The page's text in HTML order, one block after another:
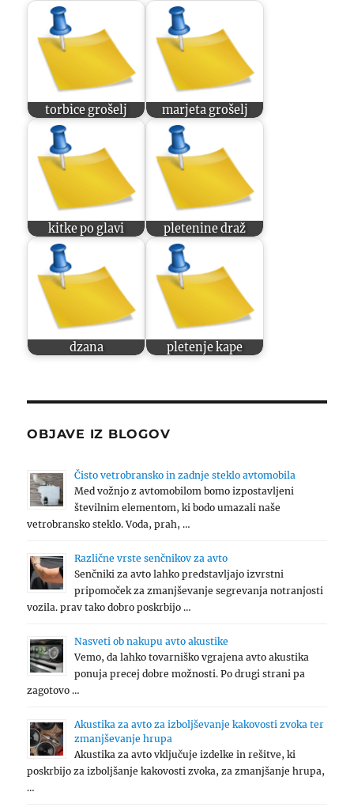
torbice grošelj marjeta grošelj
kitke po glavi pletenine draž
dzana pletenje kape
OBJAVE IZ BLOGOV
Čisto vetrobransko in zadnje steklo avtomobila
Med vožnjo z avtomobilom bomo izpostavljeni
številnim elementom, ki bodo umazali naše
vetrobransko steklo. Voda, prah, …
Različne vrste senčnikov za avto
Senčniki za avto lahko predstavljajo izvrstni
pripomoček za zmanjševanje segrevanja notranjosti
vozila. prav tako dobro poskrbijo …
Nasveti ob nakupu avto akustike
Vemo, da lahko tovarniško vgrajena avto akustika
ponuja precej dobre možnosti. Po drugi strani pa
zagotovo …
Akustika za avto za izboljševanje kakovosti zvoka ter
zmanjševanje hrupa
Akustika za avto vključuje izdelke in rešitve, ki
poskrbijo za izboljšanje kakovosti zvoka, za zmanjšanje hrupa,
…